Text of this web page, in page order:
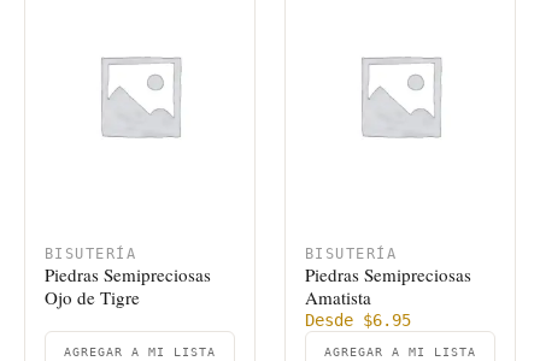
BISUTERÍA
Piedras Semipreciosas
Ojo de Tigre
AGREGAR A MI LISTA
BISUTERÍA
Piedras Semipreciosas
Amatista
Desde $6.95
AGREGAR A MI LISTA